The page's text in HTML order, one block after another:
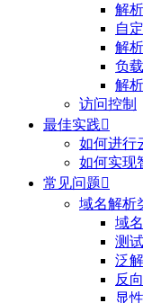
解
自
解
负
解
访问控制
最佳实践
如何进行
如何实现
常见问题
域名解析
域
测
泛
反
显